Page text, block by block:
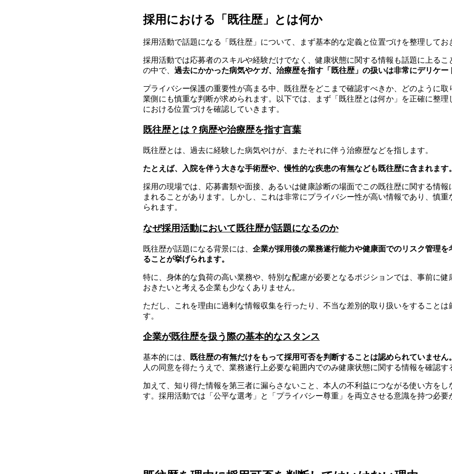
採用における「既往歴」とは何か
採用活動で話題になる「既往歴」について、まず基本的な定義と位置づけを整理してお
採用活動では応募者のスキルや経験だけでなく、健康状態に関する情報も話題に上るこ
の中で、 過去にかかった病気やケガ、治療歴を指す「既往歴」の扱いは非常にデリケー
プライバシー保護の重要性が高まる中、既往歴をどこまで確認すべきか、どのように取
業側にも慎重な判断が求められます。以下では、まず「既往歴とは何か」を正確に整理
における位置づけを確認していきます。
既往歴とは？病歴や治療歴を指す言葉
既往歴とは、過去に経験した病気やけが、またそれに伴う治療歴などを指します。
たとえば、入院を伴う大きな手術歴や、慢性的な疾患の有無なども既往歴に含まれます。
採用の現場では、応募書類や面接、あるいは健康診断の場面でこの既往歴に関する情報
まれることがあります。しかし、これは非常にプライバシー性が高い情報であり、慎重
られます。
なぜ採用活動において既往歴が話題になるのか
既往歴が話題になる背景には、 企業が採用後の業務遂行能力や健康面でのリスク管理を
ることが挙げられます。
特に、身体的な負荷の高い業務や、特別な配慮が必要となるポジションでは、事前に健
おきたいと考える企業も少なくありません。
ただし、これを理由に過剰な情報収集を行ったり、不当な差別的取り扱いをすることは
す。
企業が既往歴を扱う際の基本的なスタンス
基本的には、 既往歴の有無だけをもって採用可否を判断することは認められていません。
人の同意を得たうえで、業務遂行上必要な範囲内でのみ健康状態に関する情報を確認す
加えて、知り得た情報を第三者に漏らさないこと、本人の不利益につながる使い方をし
す。採用活動では「公平な選考」と「プライバシー尊重」を両立させる意識を持つ必要